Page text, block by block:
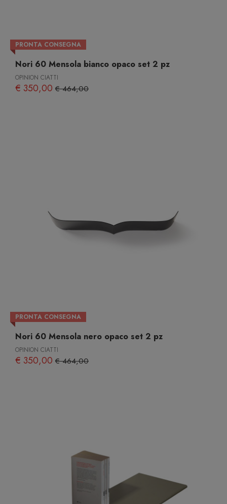
PRONTA CONSEGNA
Nori 60 Mensola bianco opaco set 2 pz
OPINION CIATTI
€ 350,00 € 464,00
PRONTA CONSEGNA
Nori 60 Mensola nero opaco set 2 pz
OPINION CIATTI
€ 350,00 € 464,00